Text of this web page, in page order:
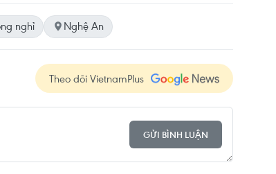
nghỉ Nghệ An
Theo dõi VietnamPlus
GỬI BÌNH LUẬN